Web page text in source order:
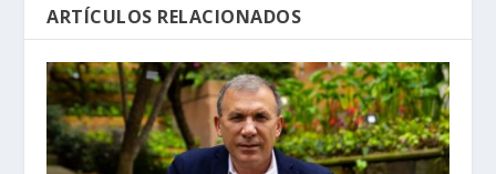
ARTÍCULOS RELACIONADOS